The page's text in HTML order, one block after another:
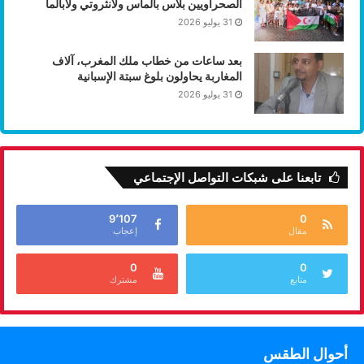
الصحراويين بلاس بالماس ولانثروتي ولابالما
31 يوليو 2026
بعد ساعات من خطاب ملك المغرب، آلاف
المغاربة يحاولون بلوغ سبتة الإسبانية
31 يوليو 2026
تابعنا على شبكات التواصل الإجتماعي
0
مقال
9٬107
إعجاب
0
متابع
0
مشترك
أحوال الطقس